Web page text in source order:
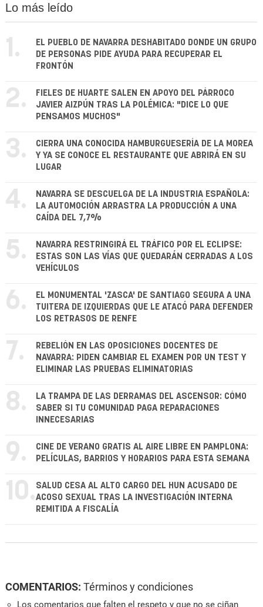
Lo más leído
1.
EL PUEBLO DE NAVARRA DESHABITADO DONDE UN GRUPO
DE PERSONAS PIDE AYUDA PARA RECUPERAR EL
FRONTÓN
2.
FIELES DE HUARTE SALEN EN APOYO DEL PÁRROCO
JAVIER AIZPÚN TRAS LA POLÉMICA: "DICE LO QUE
PENSAMOS MUCHOS"
3.
CIERRA UNA CONOCIDA HAMBURGUESERÍA DE LA MOREA
Y YA SE CONOCE EL RESTAURANTE QUE ABRIRÁ EN SU
LUGAR
4.
NAVARRA SE DESCUELGA DE LA INDUSTRIA ESPAÑOLA:
LA AUTOMOCIÓN ARRASTRA LA PRODUCCIÓN A UNA
CAÍDA DEL 7,7%
5.
NAVARRA RESTRINGIRÁ EL TRÁFICO POR EL ECLIPSE:
ESTAS SON LAS VÍAS QUE QUEDARÁN CERRADAS A LOS
VEHÍCULOS
6.
EL MONUMENTAL 'ZASCA' DE SANTIAGO SEGURA A UNA
TUITERA DE IZQUIERDAS QUE LE ATACÓ PARA DEFENDER
LOS RETRASOS DE RENFE
7.
REBELIÓN EN LAS OPOSICIONES DOCENTES DE
NAVARRA: PIDEN CAMBIAR EL EXAMEN POR UN TEST Y
ELIMINAR LAS PRUEBAS ELIMINATORIAS
8.
LA TRAMPA DE LAS DERRAMAS DEL ASCENSOR: CÓMO
SABER SI TU COMUNIDAD PAGA REPARACIONES
INNECESARIAS
9.
CINE DE VERANO GRATIS AL AIRE LIBRE EN PAMPLONA:
PELÍCULAS, BARRIOS Y HORARIOS PARA ESTA SEMANA
10. SALUD CESA AL ALTO CARGO DEL HUN ACUSADO DE
ACOSO SEXUAL TRAS LA INVESTIGACIÓN INTERNA
REMITIDA A FISCALÍA
COMENTARIOS: Términos y condiciones
Los comentarios que falten el respeto y que no se ciñan